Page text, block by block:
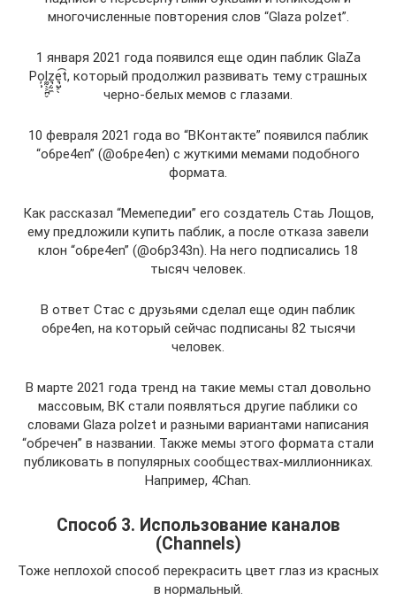
многочисленные повторения слов “Glaza polzet”.
1 января 2021 года появился еще один паблик GlaZa
Po̦̹l̼̰̖͕̪̬z͉̗̰̼e͉̺͕̖͡t, который продолжил развивать тему страшных
черно-белых мемов с глазами.
10 февраля 2021 года во “ВКонтакте” появился паблик
“o6pe4en” (@o6pe4en) с жуткими мемами подобного
формата.
Как рассказал “Мемепедии” его создатель Стаь Лощов,
ему предложили купить паблик, а после отказа завели
клон “o6pe4en” (@o6p343n). На него подписались 18
тысяч человек.
В ответ Стас с друзьями сделал еще один паблик
o6pe4en, на который сейчас подписаны 82 тысячи
человек.
В марте 2021 года тренд на такие мемы стал довольно
массовым, ВК стали появляться другие паблики со
словами Glaza polzet и разными вариантами написания
“обречен” в названии. Также мемы этого формата стали
публиковать в популярных сообществах-миллионниках.
Например, 4Chan.
Способ 3. Использование каналов
(Channels)
Тоже неплохой способ перекрасить цвет глаз из красных
в нормальный.